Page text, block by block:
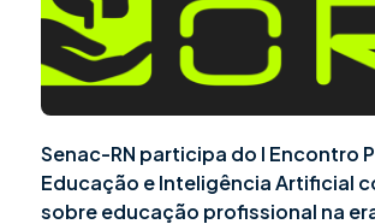
Senac-RN participa do I Encontro
Educação e Inteligência Artificial
sobre educação profissional na